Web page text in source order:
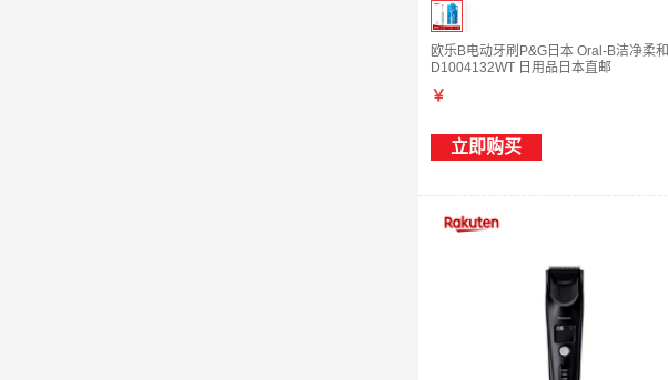
欧乐B电动牙刷P&G日本 Oral-B洁净柔和
D1004132WT 日用品日本直邮
￥
立即购买